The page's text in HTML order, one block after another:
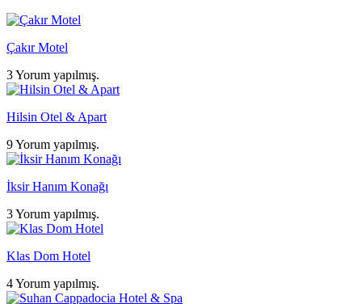
Çakır Motel
3 Yorum yapılmış.
Hilsin Otel & Apart
9 Yorum yapılmış.
İksir Hanım Konağı
3 Yorum yapılmış.
Klas Dom Hotel
4 Yorum yapılmış.